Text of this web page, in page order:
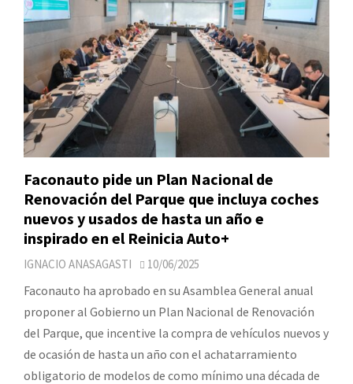
Faconauto pide un Plan Nacional de
Renovación del Parque que incluya coches
nuevos y usados de hasta un año e
inspirado en el Reinicia Auto+
IGNACIO ANASAGASTI 10/06/2025
Faconauto ha aprobado en su Asamblea General anual
proponer al Gobierno un Plan Nacional de Renovación
del Parque, que incentive la compra de vehículos nuevos y
de ocasión de hasta un año con el achatarramiento
obligatorio de modelos de como mínimo una década de